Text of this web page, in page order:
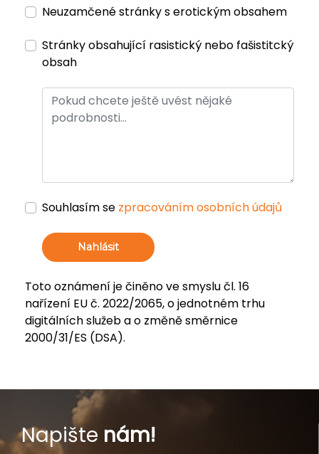
Neuzamčené stránky s erotickým obsahem
Stránky obsahující rasistický nebo fašistitcký
obsah
Souhlasím se zpracováním osobních údajů
Nahlásit
Toto oznámení je činěno ve smyslu čl. 16
nařízení EU č. 2022/2065, o jednotném trhu
digitálních služeb a o změně směrnice
2000/31/ES (DSA).
Napište nám!